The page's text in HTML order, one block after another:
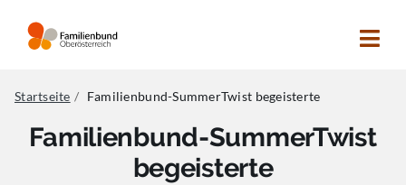
Inhalt
Nach:
Betreuung
Startseite Familienbund-SummerTwist begeisterte
Familienbund-SummerTwist
begeisterte